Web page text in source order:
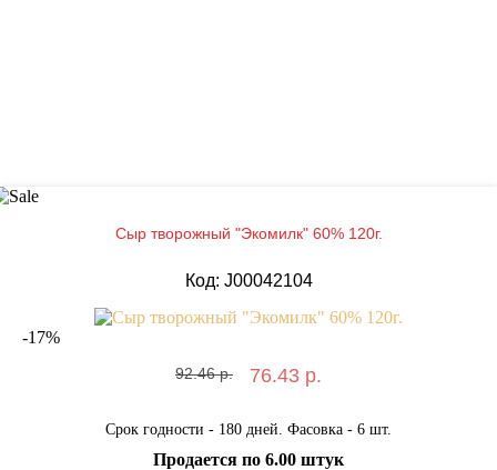
Сыр творожный "Экомилк" 60% 120г.
Код: J00042104
-17%
92.46 р. 76.43 р.
Срок годности - 180 дней. Фасовка - 6 шт.
Продается по 6.00 штук